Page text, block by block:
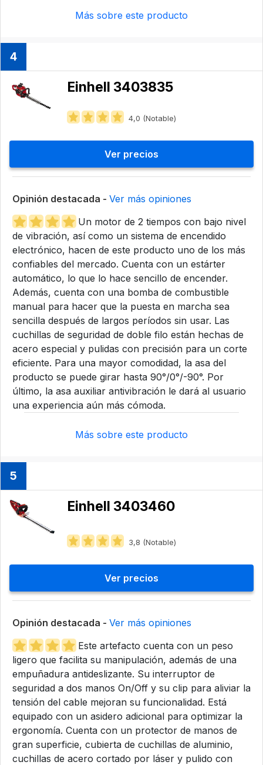
Más sobre este producto
4
Einhell 3403835
4,0 (Notable)
Ver precios
Opinión destacada - Ver más opiniones
Un motor de 2 tiempos con bajo nivel
de vibración, así como un sistema de encendido
electrónico, hacen de este producto uno de los más
confiables del mercado. Cuenta con un estárter
automático, lo que lo hace sencillo de encender.
Además, cuenta con una bomba de combustible
manual para hacer que la puesta en marcha sea
sencilla después de largos períodos sin usar. Las
cuchillas de seguridad de doble filo están hechas de
acero especial y pulidas con precisión para un corte
eficiente. Para una mayor comodidad, la asa del
producto se puede girar hasta 90°/0°/-90°. Por
último, la asa auxiliar antivibración le dará al usuario
una experiencia aún más cómoda.
Más sobre este producto
5
Einhell 3403460
3,8 (Notable)
Ver precios
Opinión destacada - Ver más opiniones
Este artefacto cuenta con un peso
ligero que facilita su manipulación, además de una
empuñadura antideslizante. Su interruptor de
seguridad a dos manos On/Off y su clip para aliviar la
tensión del cable mejoran su funcionalidad. Está
equipado con un asidero adicional para optimizar la
ergonomía. Cuenta con un protector de manos de
gran superficie, cubierta de cuchillas de aluminio,
cuchillas de acero cortado por láser y pulido con